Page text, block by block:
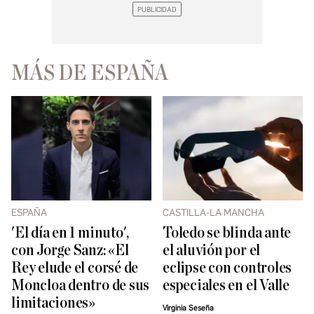
MÁS DE ESPAÑA
ESPAÑA
'El día en 1 minuto',
con Jorge Sanz: «El
Rey elude el corsé de
Moncloa dentro de sus
limitaciones»
CASTILLA-LA MANCHA
Toledo se blinda ante
el aluvión por el
eclipse con controles
especiales en el Valle
Virginia Seseña